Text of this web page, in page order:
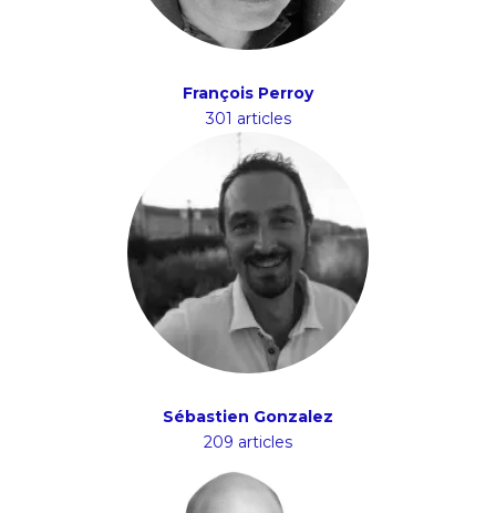
François Perroy
301 articles
Sébastien Gonzalez
209 articles